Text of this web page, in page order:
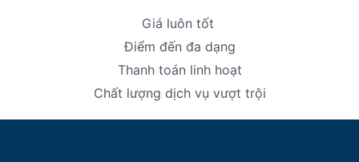
Giá luôn tốt
Điểm đến đa dạng
Thanh toán linh hoạt
Chất lượng dịch vụ vượt trội